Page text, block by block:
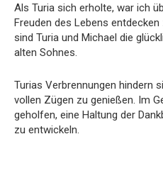
Als Turia sich erholte, war ich
Freuden des Lebens entdecken
sind Turia und Michael die
alten Sohnes.
Turias Verbrennungen hindern
vollen Zügen zu genießen. Im
geholfen, eine Haltung der
zu entwickeln.